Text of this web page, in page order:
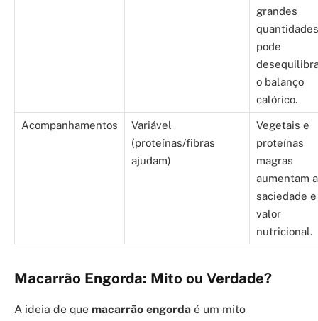
grandes
quantidades
pode
o balanço
calórico.
Acompanhamentos
Variável
(proteínas/fibras
ajudam)
Vegetais e
proteínas
magras
aumentam a
saciedade e
valor
nutricional.
Macarrão Engorda: Mito ou Verdade?
A ideia de que macarrão engorda é um mito